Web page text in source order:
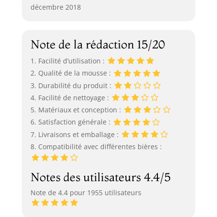
décembre 2018
Note de la rédaction 15/20
1. Facilité d’utilisation :
2. Qualité de la mousse :
3. Durabilité du produit :
4. Facilité de nettoyage :
5. Matériaux et conception :
6. Satisfaction générale :
7. Livraisons et emballage :
8. Compatibilité avec différentes bières :
Notes des utilisateurs 4.4/5
Note de 4.4 pour 1955 utilisateurs